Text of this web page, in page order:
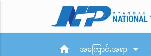
home အကြောင်းအရာ arrow_drop_down